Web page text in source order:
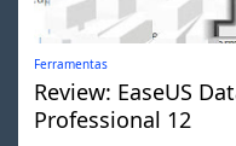
Ferramentas
Review: EaseUS
Professional 12